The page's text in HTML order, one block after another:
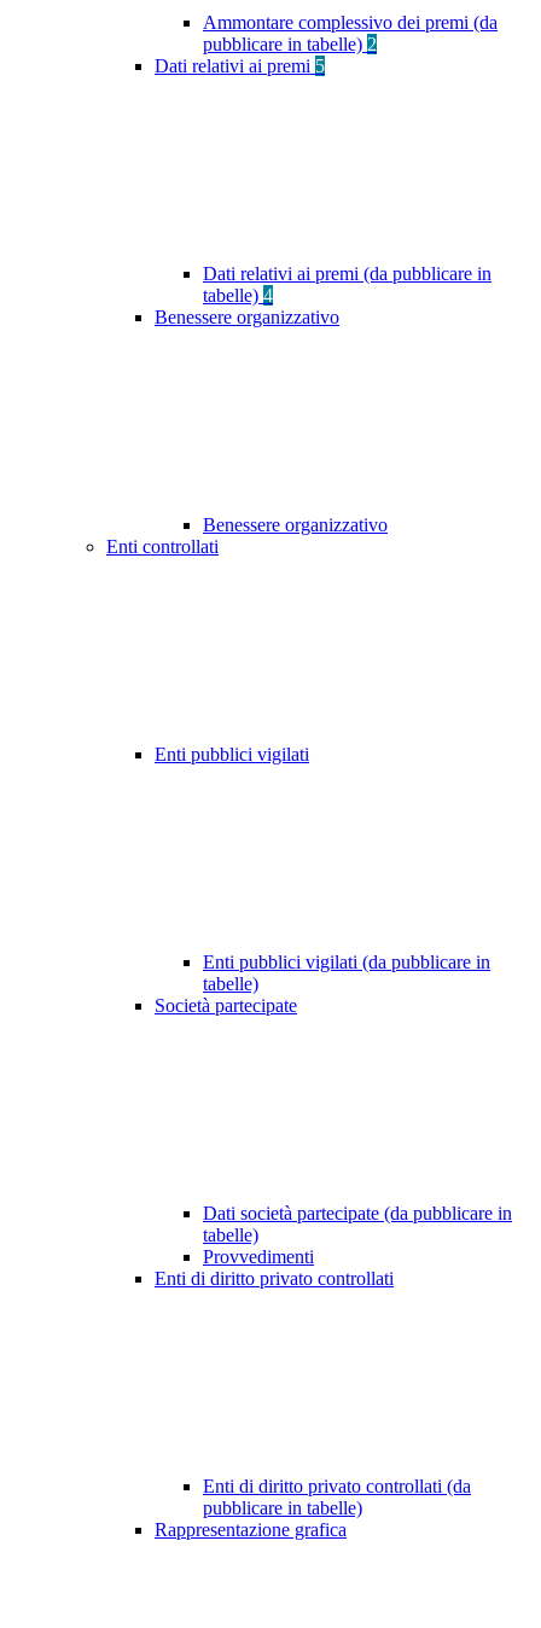
Ammontare complessivo dei premi (da
pubblicare in tabelle) 2
Dati relativi ai premi 5
Dati relativi ai premi (da pubblicare in
tabelle) 4
Benessere organizzativo
Benessere organizzativo
Enti controllati
Enti pubblici vigilati
Enti pubblici vigilati (da pubblicare in
tabelle)
Società partecipate
Dati società partecipate (da pubblicare in
tabelle)
Provvedimenti
Enti di diritto privato controllati
Enti di diritto privato controllati (da
pubblicare in tabelle)
Rappresentazione grafica